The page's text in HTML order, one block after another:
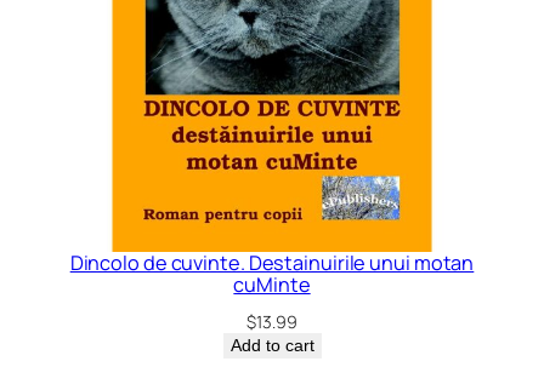
Dincolo de cuvinte. Destainuirile unui motan
cuMinte
$13.99
Add to cart